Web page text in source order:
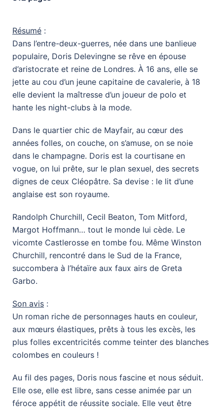
Résumé :
Dans l’entre-deux-guerres, née dans une banlieue
populaire, Doris Delevingne se rêve en épouse
d’aristocrate et reine de Londres. À 16 ans, elle se
jette au cou d’un jeune capitaine de cavalerie, à 18
elle devient la maîtresse d’un joueur de polo et
hante les night-clubs à la mode.
Dans le quartier chic de Mayfair, au cœur des
années folles, on couche, on s’amuse, on se noie
dans le champagne. Doris est la courtisane en
vogue, on lui prête, sur le plan sexuel, des secrets
dignes de ceux Cléopâtre. Sa devise : le lit d’une
anglaise est son royaume.
Randolph Churchill, Cecil Beaton, Tom Mitford,
Margot Hoffmann… tout le monde lui cède. Le
vicomte Castlerosse en tombe fou. Même Winston
Churchill, rencontré dans le Sud de la France,
succombera à l’hétaïre aux faux airs de Greta
Garbo.
Son avis :
Un roman riche de personnages hauts en couleur,
aux mœurs élastiques, prêts à tous les excès, les
plus folles excentricités comme teinter des blanches
colombes en couleurs !
Au fil des pages, Doris nous fascine et nous séduit.
Elle ose, elle est libre, sans cesse animée par un
féroce appétit de réussite sociale. Elle veut être